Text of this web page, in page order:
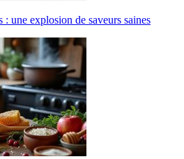
une explosion de saveurs saines